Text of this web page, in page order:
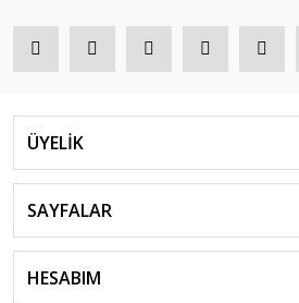
ÜYELİK
SAYFALAR
HESABIM